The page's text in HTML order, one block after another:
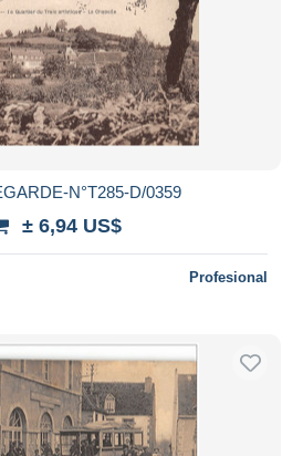
N°T285-D/0359
± 6,94 US$
Profesional